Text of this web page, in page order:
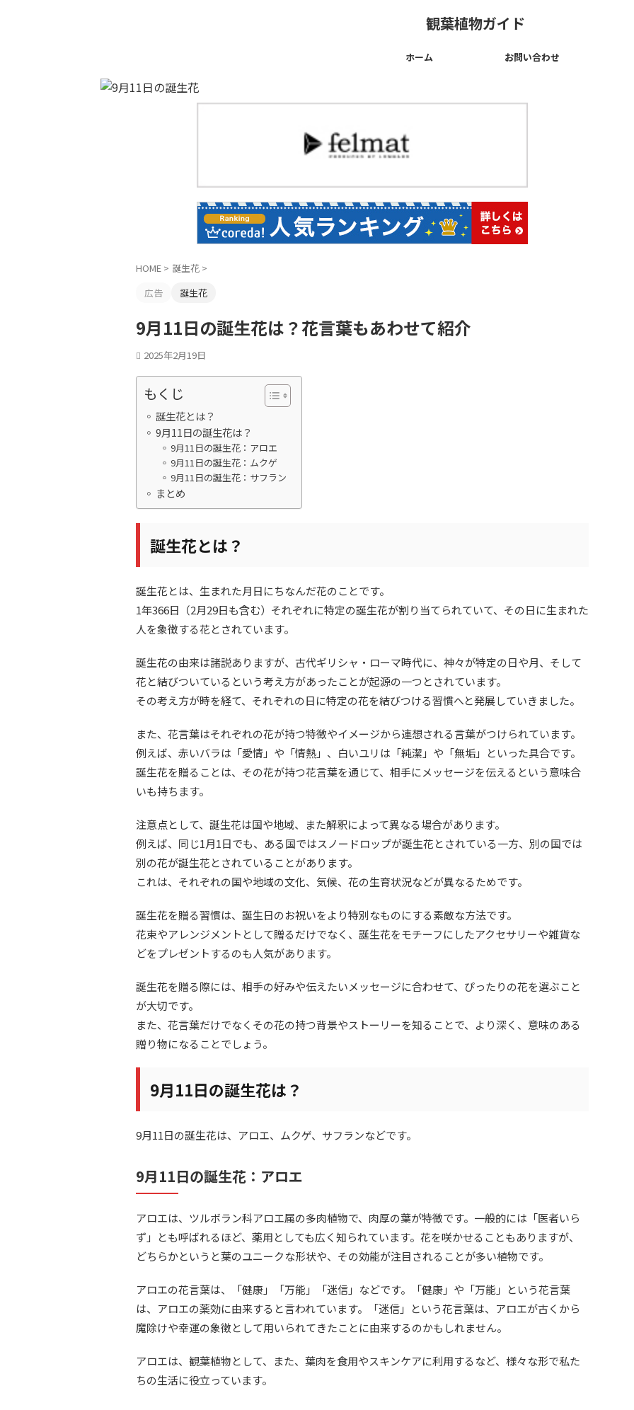
観葉植物ガイド
ホーム お問い合わせ
HOME > 誕生花 >
広告
誕生花
9月11日の誕生花は？花言葉もあわせて紹介
2025年2月19日
もくじ
誕生花とは？
9月11日の誕生花は？
9月11日の誕生花：アロエ
9月11日の誕生花：ムクゲ
9月11日の誕生花：サフラン
まとめ
誕生花とは？
誕生花とは、生まれた月日にちなんだ花のことです。
1年366日（2月29日も含む）それぞれに特定の誕生花が割り当てられていて、その日に生まれた
人を象徴する花とされています。
誕生花の由来は諸説ありますが、古代ギリシャ・ローマ時代に、神々が特定の日や月、そして
花と結びついているという考え方があったことが起源の一つとされています。
その考え方が時を経て、それぞれの日に特定の花を結びつける習慣へと発展していきました。
また、花言葉はそれぞれの花が持つ特徴やイメージから連想される言葉がつけられています。
例えば、赤いバラは「愛情」や「情熱」、白いユリは「純潔」や「無垢」といった具合です。
誕生花を贈ることは、その花が持つ花言葉を通じて、相手にメッセージを伝えるという意味合
いも持ちます。
注意点として、誕生花は国や地域、また解釈によって異なる場合があります。
例えば、同じ1月1日でも、ある国ではスノードロップが誕生花とされている一方、別の国では
別の花が誕生花とされていることがあります。
これは、それぞれの国や地域の文化、気候、花の生育状況などが異なるためです。
誕生花を贈る習慣は、誕生日のお祝いをより特別なものにする素敵な方法です。
花束やアレンジメントとして贈るだけでなく、誕生花をモチーフにしたアクセサリーや雑貨な
どをプレゼントするのも人気があります。
誕生花を贈る際には、相手の好みや伝えたいメッセージに合わせて、ぴったりの花を選ぶこと
が大切です。
また、花言葉だけでなくその花の持つ背景やストーリーを知ることで、より深く、意味のある
贈り物になることでしょう。
9月11日の誕生花は？
9月11日の誕生花は、アロエ、ムクゲ、サフランなどです。
9月11日の誕生花：アロエ
アロエは、ツルボラン科アロエ属の多肉植物で、肉厚の葉が特徴です。一般的には「医者いら
ず」とも呼ばれるほど、薬用としても広く知られています。花を咲かせることもありますが、
どちらかというと葉のユニークな形状や、その効能が注目されることが多い植物です。
アロエの花言葉は、「健康」「万能」「迷信」などです。「健康」や「万能」という花言葉
は、アロエの薬効に由来すると言われています。「迷信」という花言葉は、アロエが古くから
魔除けや幸運の象徴として用いられてきたことに由来するのかもしれません。
アロエは、観葉植物として、また、葉肉を食用やスキンケアに利用するなど、様々な形で私た
ちの生活に役立っています。